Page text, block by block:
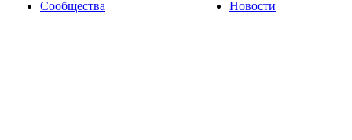
Сообщества
Новости